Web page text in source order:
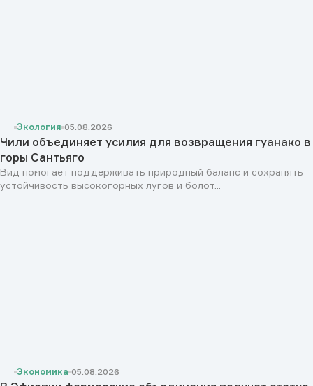
Экология 05.08.2026
Чили объединяет усилия для возвращения гуанако в
горы Сантьяго
Вид помогает поддерживать природный баланс и сохранять
устойчивость высокогорных лугов и болот...
Экономика 05.08.2026